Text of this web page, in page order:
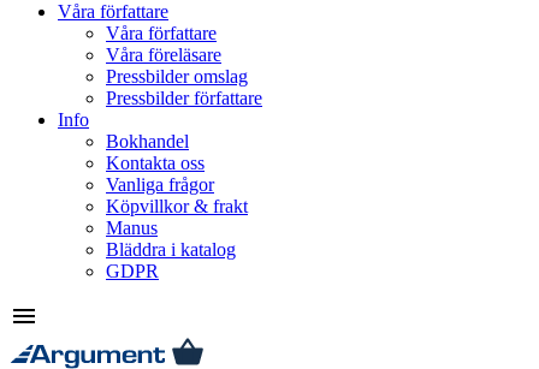
Våra författare
Våra författare
Våra föreläsare
Pressbilder omslag
Pressbilder författare
Info
Bokhandel
Kontakta oss
Vanliga frågor
Köpvillkor & frakt
Manus
Bläddra i katalog
GDPR
menu